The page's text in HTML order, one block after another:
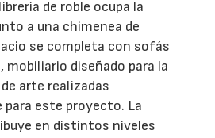
de roble ocupa la
a una chimenea de
se completa con sofás
diseñado para la
arte realizadas
este proyecto. La
en distintos niveles